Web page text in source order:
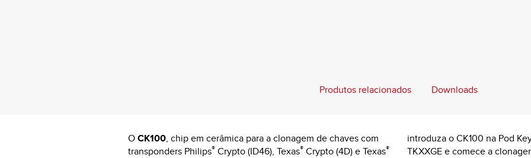
Produtos relacionados Downloads
O CK100, chip em cerâmica para a clonagem de chaves com
transponders Philips® Crypto (ID46), Texas® Crypto (4D) e Texas®
introduza o CK100 na Pod
TKXXGE e comece a